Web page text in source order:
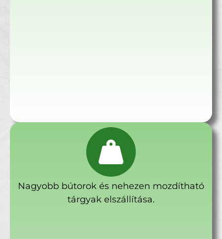
Nagyobb bútorok és nehezen mozdítható
tárgyak elszállítása.